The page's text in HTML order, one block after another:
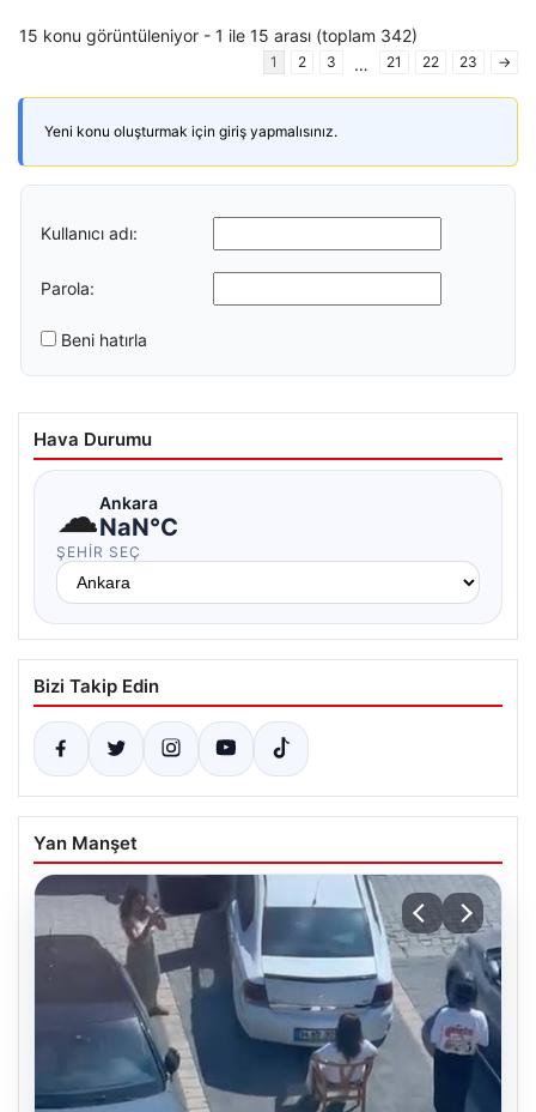
15 konu görüntüleniyor - 1 ile 15 arası (toplam 342)
1 2 3 … 21 22 23 →
Yeni konu oluşturmak için giriş yapmalısınız.
Kullanıcı adı:
Parola:
Beni hatırla
Hava Durumu
☁Ankara
NaN°C
ŞEHIR SEÇ
Bizi Takip Edin
Yan Manşet